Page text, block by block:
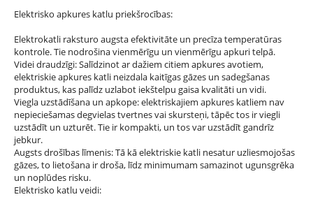
Elektrisko apkures katlu priekšrocības:
Elektrokatli raksturo augsta efektivitāte un precīza temperatūras
kontrole. Tie nodrošina vienmērīgu un vienmērīgu apkuri telpā.
Videi draudzīgi: Salīdzinot ar dažiem citiem apkures avotiem,
elektriskie apkures katli neizdala kaitīgas gāzes un sadegšanas
produktus, kas palīdz uzlabot iekštelpu gaisa kvalitāti un vidi.
Viegla uzstādīšana un apkope: elektriskajiem apkures katliem nav
nepieciešamas degvielas tvertnes vai skursteņi, tāpēc tos ir viegli
uzstādīt un uzturēt. Tie ir kompakti, un tos var uzstādīt gandrīz
jebkur.
Augsts drošības līmenis: Tā kā elektriskie katli nesatur uzliesmojošas
gāzes, to lietošana ir droša, līdz minimumam samazinot ugunsgrēka
un noplūdes risku.
Elektrisko katlu veidi: